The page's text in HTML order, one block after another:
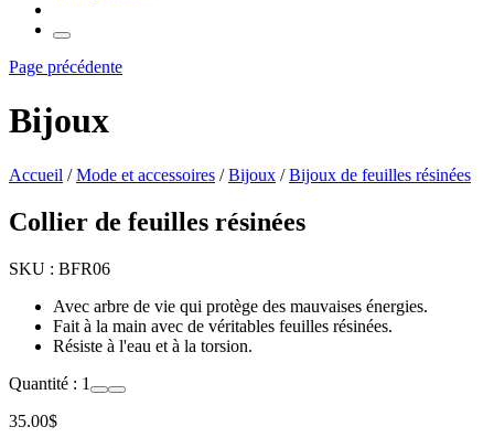
Page précédente
Bijoux
Accueil /Mode et accessoires /Bijoux /Bijoux de feuilles résinées
Collier de feuilles résinées
SKU : BFR06
Avec arbre de vie qui protège des mauvaises énergies.
Fait à la main avec de véritables feuilles résinées.
Résiste à l'eau et à la torsion.
Quantité : 1
35.00$